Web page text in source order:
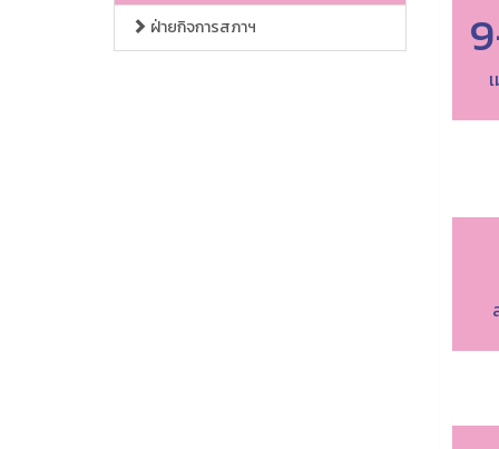
ฝ่ายกิจการสภาฯ